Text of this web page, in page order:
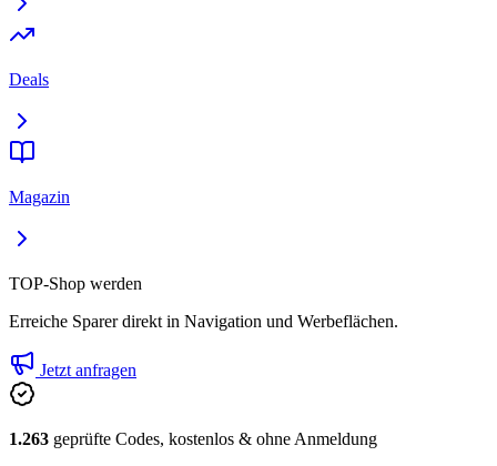
Deals
Magazin
TOP-Shop werden
Erreiche Sparer direkt in Navigation und Werbeflächen.
Jetzt anfragen
1.263 geprüfte Codes, kostenlos & ohne Anmeldung